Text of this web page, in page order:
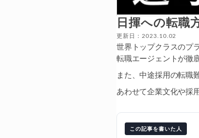
日揮への転職
更新日：2023.10.02
世界トップクラスのプ
転職エージェントが徹
また、中途採用の転職
あわせて企業文化や採
この記事を書いた人